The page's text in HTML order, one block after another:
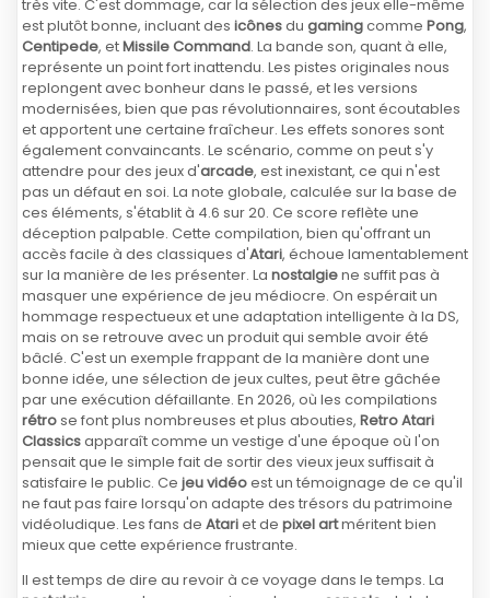
très vite. C'est dommage, car la sélection des jeux elle-même
est plutôt bonne, incluant des icônesdu gamingcomme Pong,
Centipede, etMissile Command. La bande son, quant à elle,
représente un point fort inattendu. Les pistes originales nous
replongent avec bonheur dans le passé, et les versions
modernisées, bien que pas révolutionnaires, sont écoutables
et apportent une certaine fraîcheur. Les effets sonores sont
également convaincants. Le scénario, comme on peut s'y
attendre pour des jeux d'arcade, est inexistant, ce qui n'est
pas un défaut en soi. La note globale, calculée sur la base de
ces éléments, s'établit à 4.6 sur 20. Ce score reflète une
déception palpable. Cette compilation, bien qu'offrant un
accès facile à des classiques d'Atari, échoue lamentablement
sur la manière de les présenter. La nostalgiene suffit pas à
masquer une expérience de jeu médiocre. On espérait un
hommage respectueux et une adaptation intelligente à la DS,
mais on se retrouve avec un produit qui semble avoir été
bâclé. C'est un exemple frappant de la manière dont une
bonne idée, une sélection de jeux cultes, peut être gâchée
par une exécution défaillante. En 2026, où les compilations
rétrose font plus nombreuses et plus abouties, Retro Atari
Classicsapparaît comme un vestige d'une époque où l'on
pensait que le simple fait de sortir des vieux jeux suffisait à
satisfaire le public. Ce jeu vidéoest un témoignage de ce qu'il
ne faut pas faire lorsqu'on adapte des trésors du patrimoine
vidéoludique. Les fans de Atariet de pixel artméritent bien
mieux que cette expérience frustrante.
Il est temps de dire au revoir à ce voyage dans le temps. La